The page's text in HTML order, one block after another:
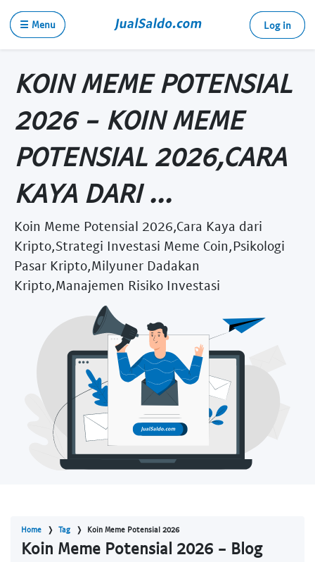
☰ Menu Log in
KOIN MEME POTENSIAL
2026 - KOIN MEME
POTENSIAL 2026,CARA
KAYA DARI ...
Koin Meme Potensial 2026,Cara Kaya dari
Kripto,Strategi Investasi Meme Coin,Psikologi
Pasar Kripto,Milyuner Dadakan
Kripto,Manajemen Risiko Investasi
Home Tag Koin Meme Potensial 2026
Koin Meme Potensial 2026 - Blog